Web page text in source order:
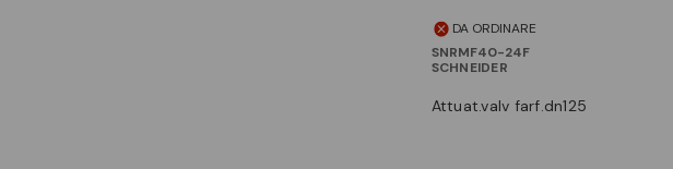
DA ORDINARE
SNRMF40-24F
SCHNEIDER
attuat.valv farf.dn125